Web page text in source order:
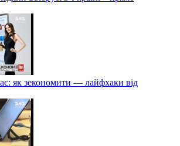
як зекономити — лайфхаки від